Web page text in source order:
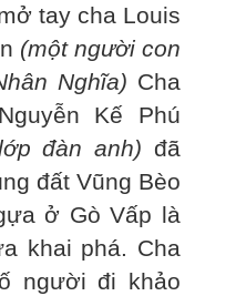
tay cha Louis
(một người con
Nghĩa) Cha
Kế Phú
đàn anh) đã
đất Vũng Bèo
ở Gò Vấp là
khai phá. Cha
người đi khảo